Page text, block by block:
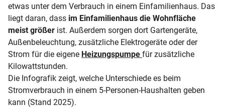
etwas unter dem Verbrauch in einem Einfamilienhaus. Das
liegt daran, dass im Einfamilienhaus die Wohnfläche
meist größer ist. Außerdem sorgen dort Gartengeräte,
Außenbeleuchtung, zusätzliche Elektrogeräte oder der
Strom für die eigene Heizungspumpe für zusätzliche
Kilowattstunden.
Die Infografik zeigt, welche Unterschiede es beim
Stromverbrauch in einem 5-Personen-Haushalten geben
kann (Stand 2025).